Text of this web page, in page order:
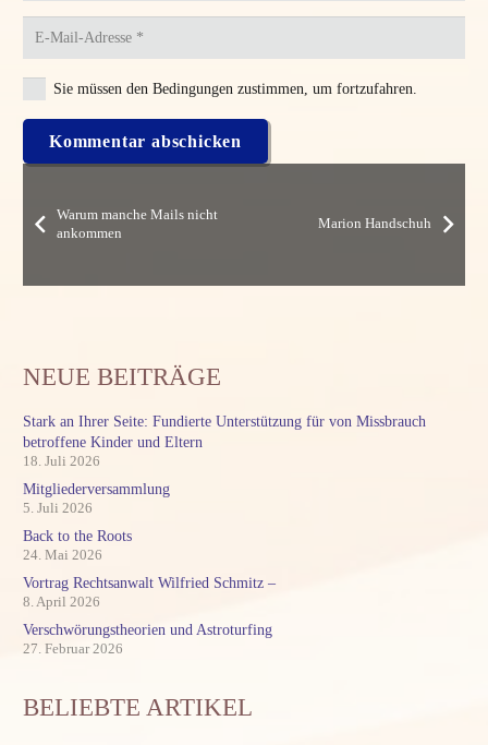
Sie müssen den Bedingungen zustimmen, um fortzufahren.
Kommentar abschicken
Warum manche Mails nicht
ankommen
Marion Handschuh
NEUE BEITRÄGE
Stark an Ihrer Seite: Fundierte Unterstützung für von Missbrauch
betroffene Kinder und Eltern
18. Juli 2026
Mitgliederversammlung
5. Juli 2026
Back to the Roots
24. Mai 2026
Vortrag Rechtsanwalt Wilfried Schmitz –
8. April 2026
Verschwörungstheorien und Astroturfing
27. Februar 2026
BELIEBTE ARTIKEL